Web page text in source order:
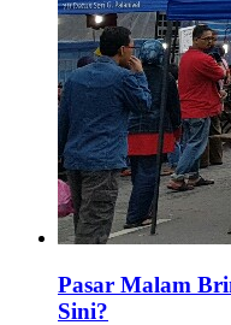
Pasar Malam
Sini?